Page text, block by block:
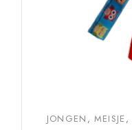
JONGEN MEISJE